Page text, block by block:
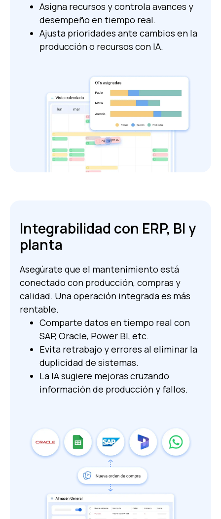
Asigna recursos y controla avances y
desempeño en tiempo real.
Ajusta prioridades ante cambios en la
producción o recursos con IA.
Integrabilidad con ERP, BI y
planta
Asegúrate que el mantenimiento está
conectado con producción, compras y
calidad. Una operación integrada es más
rentable.
Comparte datos en tiempo real con
SAP, Oracle, Power BI, etc.
Evita retrabajo y errores al eliminar la
duplicidad de sistemas.
La IA sugiere mejoras cruzando
información de producción y fallos.